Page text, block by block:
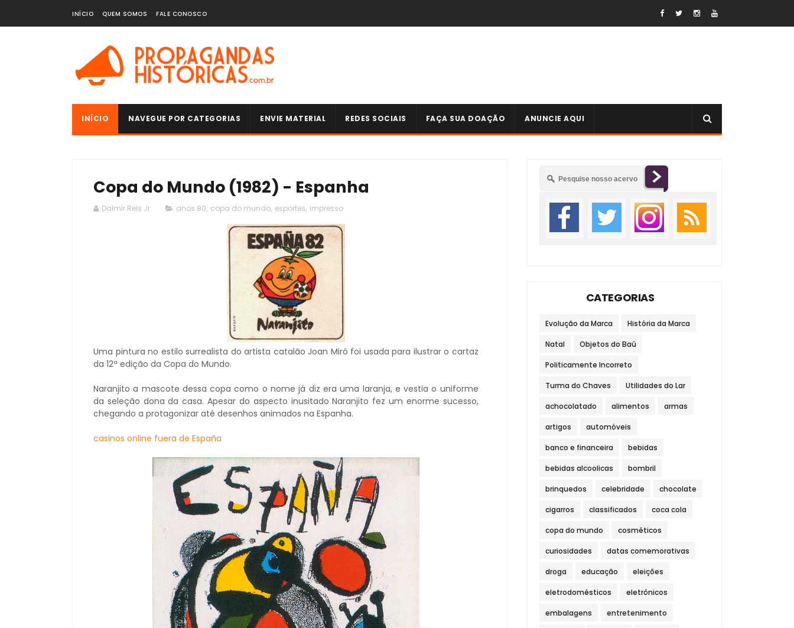
INÍCIO QUEM SOMOS FALE CONOSCO
INÍCIO NAVEGUE POR CATEGORIAS ENVIE MATERIAL REDES SOCIAIS FAÇA SUA DOAÇÃO ANUNCIE AQUI
Copa do Mundo (1982) - Espanha
Dalmir Reis Jr. anos 80, copa do mundo, esportes, impresso
Uma pintura no estilo surrealista do artista catalão Joan Miró foi usada para ilustrar o cartaz
da 12ª edição da Copa do Mundo.
Naranjito a mascote dessa copa como o nome já diz era uma laranja, e vestia o uniforme
da seleção dona da casa. Apesar do aspecto inusitado Naranjito fez um enorme sucesso,
chegando a protagonizar até desenhos animados na Espanha.
casinos online fuera de España
CATEGORIAS
Evolução da Marca História da Marca
Natal Objetos do Baú
Politicamente Incorreto
Turma do Chaves Utilidades do Lar
achocolatado alimentos armas
artigos automóveis
banco e financeira bebidas
bebidas alcoolicas bombril
brinquedos celebridade chocolate
cigarros classificados coca cola
copa do mundo cosméticos
curiosidades datas comemorativas
droga educação eleições
eletrodomésticos eletrônicos
embalagens entretenimento